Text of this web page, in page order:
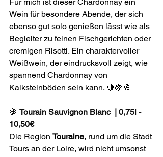
Wein für besondere Abende, der sich
ebenso gut solo genießen lässt wie als
Begleiter zu feinen Fischgerichten oder
cremigen Risotti. Ein charaktervoller
Weißwein, der eindrucksvoll zeigt, wie
spannend Chardonnay von
Kalksteinböden sein kann. 🍋🍇🥂
🍇 Tourain Sauvignon Blanc  | 0,75l -
10,50€
Die Region Touraine, rund um die Stadt
Tours an der Loire, wird nicht umsonst